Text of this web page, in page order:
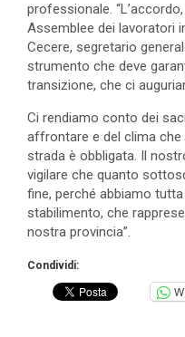
professionale.
Assemblee dei lavoratori
Cecere, segretario
strumento che deve
transizione, che ci
Ci rendiamo conto dei
affrontare e del clima
strada è obbligata. Il
vigilare che quanto
fine, perché abbiamo
stabilimento, che
nostra provincia”.
Condividi: